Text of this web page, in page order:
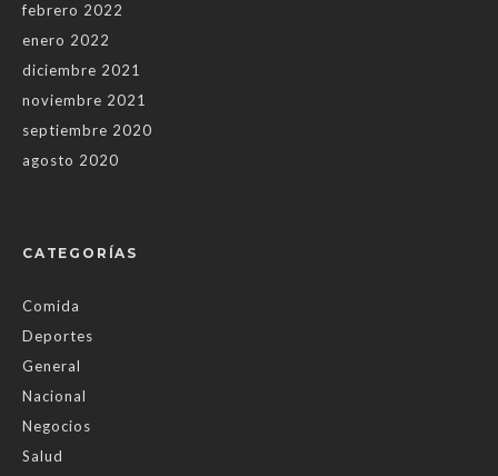
febrero 2022
enero 2022
diciembre 2021
noviembre 2021
septiembre 2020
agosto 2020
CATEGORÍAS
Comida
Deportes
General
Nacional
Negocios
Salud